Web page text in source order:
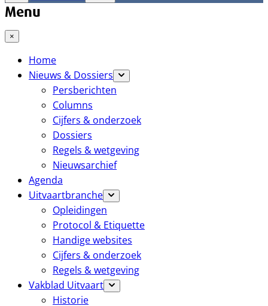
Menu
×
Home
Nieuws & Dossiers
Persberichten
Columns
Cijfers & onderzoek
Dossiers
Regels & wetgeving
Nieuwsarchief
Agenda
Uitvaartbranche
Opleidingen
Protocol & Etiquette
Handige websites
Cijfers & onderzoek
Regels & wetgeving
Vakblad Uitvaart
Historie